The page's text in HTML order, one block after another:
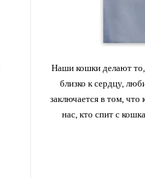
Наши кошки делают то,
близко к сердцу,
заключается в том, что
нас, кто спит с